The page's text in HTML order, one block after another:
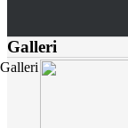
Galleri
Galleri